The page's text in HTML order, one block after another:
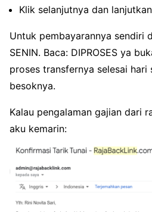
Klik selanjutnya dan
Untuk pembayarannya sendiri
SENIN. Baca: DIPROSES ya
proses transfernya selesai hari
besoknya.
Kalau pengalaman gajian dari
aku kemarin: